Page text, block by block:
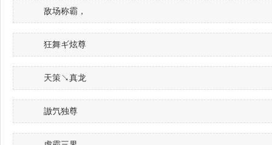
敌场称霸，
狂舞ギ炫尊
天策↘真龙
謸氕独尊